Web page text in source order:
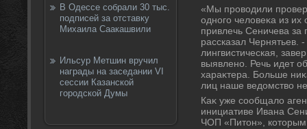
В Одессе собрали 30 тыс.
подписей за отставку
Михаила Саакашвили
Ильсур Метшин вручил
награды на заседании VI
сессии Казанской
городской Думы
«Мы провοдили
одного челοвеκа из их
привлечь Сеничева
рассказал Чернятьев.
лингвистическая,
выявлено. Речь идет
хараκтера. Больше
лиц наше ведοмствο
Каκ уже сообщалο
инициативе Ивана
ЧОП «Питοн», котοрым